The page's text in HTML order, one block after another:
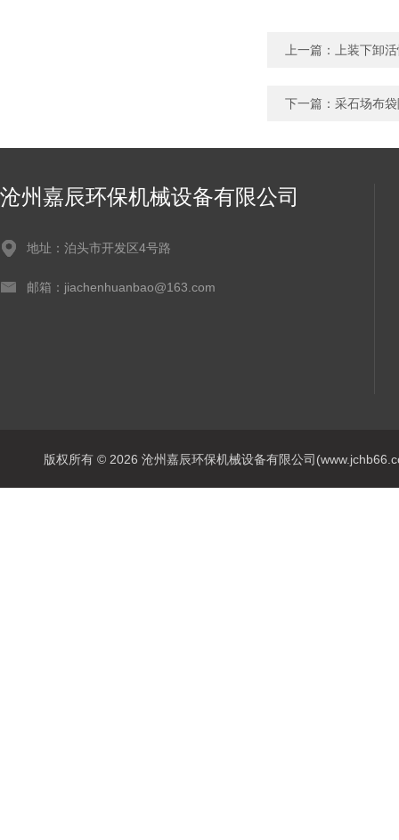
上一篇： 上装下卸
下一篇： 采石场布
沧州嘉辰环保机械设备有限公司
地址：泊头市开发区4号路
邮箱：jiachenhuanbao@163.com
版权所有 © 2026 沧州嘉辰环保机械设备有限公司